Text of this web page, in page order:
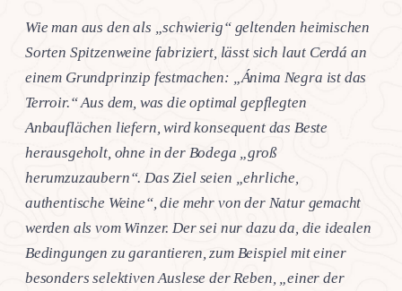
Wie man aus den als „schwierig“ geltenden heimischen
Sorten Spitzenweine fabriziert, lässt sich laut Cerdá an
einem Grundprinzip festmachen: „Ánima Negra ist das
Terroir.“ Aus dem, was die optimal gepflegten
Anbauflächen liefern, wird konsequent das Beste
herausgeholt, ohne in der Bodega „groß
herumzuzaubern“. Das Ziel seien „ehrliche,
authentische Weine“, die mehr von der Natur gemacht
werden als vom Winzer. Der sei nur dazu da, die idealen
Bedingungen zu garantieren, zum Beispiel mit einer
besonders selektiven Auslese der Reben, „einer der